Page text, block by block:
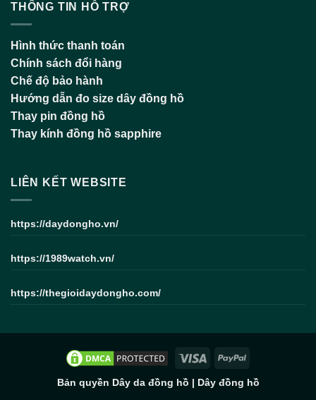
THÔNG TIN HỖ TRỢ
Hình thức thanh toán
Chính sách đổi hàng
Chế độ bảo hành
Hướng dẫn đo size dây đồng hồ
Thay pin đồng hồ
Thay kính đồng hồ sapphire
LIÊN KẾT WEBSITE
https://daydongho.vn/
https://1989watch.vn/
https://thegioidaydongho.com/
Bản quyền Dây da đồng hồ | Dây đồng hồ